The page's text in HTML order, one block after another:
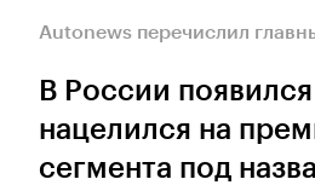
Autonews перечислил
В России
нацелился на
сегмента под